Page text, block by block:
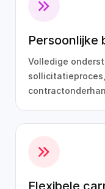
Persoonlijke
Volledige
Flexibele